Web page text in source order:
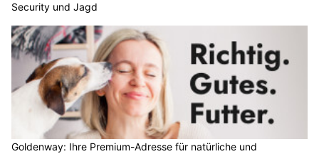
Security und Jagd
Goldenway: Ihre Premium-Adresse für natürliche und